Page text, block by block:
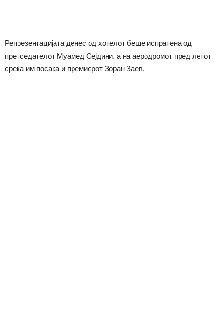
Репрезентацијата денес од хотелот беше испратена од
претседателот Муамед Сејдини, а на аеродромот пред летот
среќа им посака и премиерот Зоран Заев.